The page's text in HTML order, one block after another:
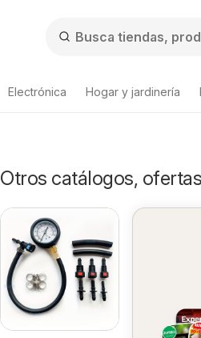
Electrónica Hogar y jardinería
Otros catálogos,